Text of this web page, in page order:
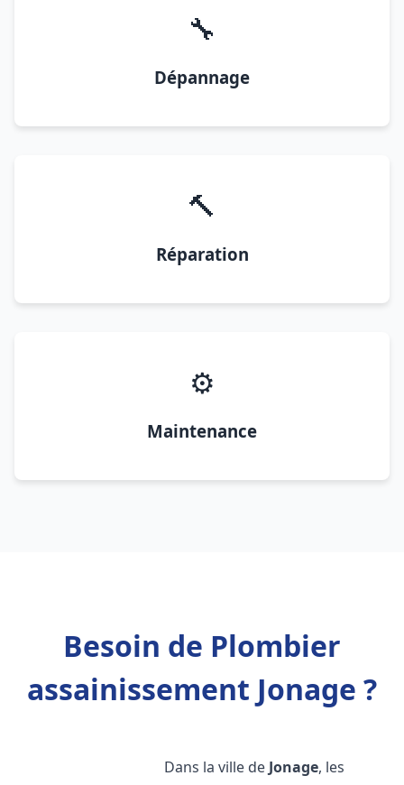
🔧
Dépannage
🔨
Réparation
⚙️
Maintenance
Besoin de Plombier
assainissement Jonage ?
Dans la ville de Jonage, les